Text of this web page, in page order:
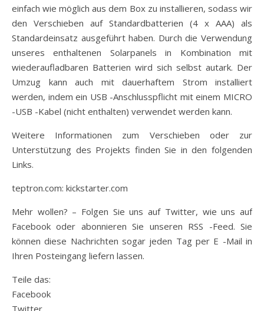
einfach wie möglich aus dem Box zu installieren, sodass wir
den Verschieben auf Standardbatterien (4 x AAA) als
Standardeinsatz ausgeführt haben. Durch die Verwendung
unseres enthaltenen Solarpanels in Kombination mit
wiederaufladbaren Batterien wird sich selbst autark. Der
Umzug kann auch mit dauerhaftem Strom installiert
werden, indem ein USB -Anschlusspflicht mit einem MICRO
-USB -Kabel (nicht enthalten) verwendet werden kann.
Weitere Informationen zum Verschieben oder zur
Unterstützung des Projekts finden Sie in den folgenden
Links.
teptron.com: kickstarter.com
Mehr wollen? – Folgen Sie uns auf Twitter, wie uns auf
Facebook oder abonnieren Sie unseren RSS -Feed. Sie
können diese Nachrichten sogar jeden Tag per E -Mail in
Ihren Posteingang liefern lassen.
Teile das:
Facebook
Twitter